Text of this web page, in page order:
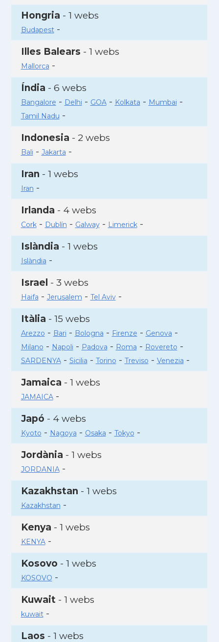
Hongria - 1 webs
Budapest-
Illes Balears - 1 webs
Mallorca -
Índia - 6 webs
Bangalore - Delhi - GOA- Kolkata - Mumbai -
Tamil Nadu -
Indonesia - 2 webs
Bali - Jakarta -
Iran - 1 webs
Iran -
Irlanda - 4 webs
Cork- Dublín - Galway- Limerick-
Islàndia - 1 webs
Islàndia -
Israel - 3 webs
Haifa - Jerusalem - Tel Aviv-
Itàlia - 15 webs
Arezzo - Bari - Bologna - Firenze - Genova -
Milano - Napoli - Padova - Roma - Rovereto -
SARDENYA- Sicilia - Torino - Treviso - Venezia -
Jamaica - 1 webs
JAMAICA-
Japó - 4 webs
Kyoto - Nagoya - Osaka - Tokyo -
Jordània - 1 webs
JORDANIA-
Kazakhstan - 1 webs
Kazakhstan -
Kenya - 1 webs
KENYA-
Kosovo - 1 webs
KOSOVO -
Kuwait - 1 webs
kuwait-
Laos - 1 webs